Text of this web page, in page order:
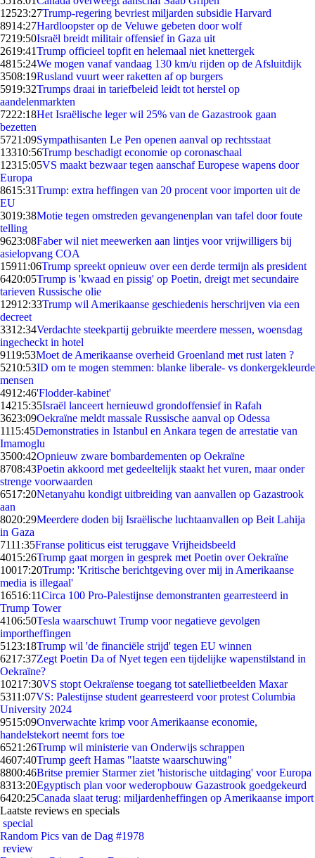
12523:27Trump-regering bevriest miljarden subsidie Harvard
8914:27Hardloopster op de Veluwe gebeten door wolf
7219:50Israël breidt militair offensief in Gaza uit
2619:41Trump officieel topfit en helemaal niet knettergek
4815:24We mogen vanaf vandaag 130 km/u rijden op de Afsluitdijk
3508:19Rusland vuurt weer raketten af op burgers
5919:32Trumps draai in tariefbeleid leidt tot herstel op
aandelenmarkten
7222:18Het Israëlische leger wil 25% van de Gazastrook gaan
bezetten
5721:09Sympathisanten Le Pen openen aanval op rechtsstaat
13310:56Trump beschadigt economie op coronaschaal
12315:05VS maakt bezwaar tegen aanschaf Europese wapens door
Europa
8615:31Trump: extra heffingen van 20 procent voor importen uit de
EU
3019:38Motie tegen omstreden gevangenenplan van tafel door foute
telling
9623:08Faber wil niet meewerken aan lintjes voor vrijwilligers bij
asielopvang COA
15911:06Trump spreekt opnieuw over een derde termijn als president
6420:05Trump is 'kwaad en pissig' op Poetin, dreigt met secundaire
tarieven Russische olie
12912:33Trump wil Amerikaanse geschiedenis herschrijven via een
decreet
3312:34Verdachte steekpartij gebruikte meerdere messen, woensdag
ingecheckt in hotel
9119:53Moet de Amerikaanse overheid Groenland met rust laten ?
5210:53ID om te mogen stemmen: blanke liberale- vs donkergekleurde
mensen
4912:46'Flodder-kabinet'
14215:35Israël lanceert hernieuwd grondoffensief in Rafah
3623:09Oekraïne meldt massale Russische aanval op Odessa
1115:45Demonstraties in Istanbul en Ankara tegen de arrestatie van
Imamoglu
3500:42Opnieuw zware bombardementen op Oekraïne
8708:43Poetin akkoord met gedeeltelijk staakt het vuren, maar onder
strenge voorwaarden
6517:20Netanyahu kondigt uitbreiding van aanvallen op Gazastrook
aan
8020:29Meerdere doden bij Israëlische luchtaanvallen op Beit Lahija
in Gaza
7111:35Franse politicus eist teruggave Vrijheidsbeeld
4015:26Trump gaat morgen in gesprek met Poetin over Oekraïne
10017:20Trump: 'Kritische berichtgeving over mij in Amerikaanse
media is illegaal'
16516:11Circa 100 Pro-Palestijnse demonstranten gearresteerd in
Trump Tower
4106:50Tesla waarschuwt Trump voor negatieve gevolgen
importheffingen
51 23:18Trump wil 'de financiële strijd' tegen EU winnen
6217:37Zegt Poetin Da of Nyet tegen een tijdelijke wapenstilstand in
Oekraïne?
10217:30VS stopt Oekraïense toegang tot satellietbeelden Maxar
5311:07VS: Palestijnse student gearresteerd voor protest Columbia
University 2024
9515:09Onverwachte krimp voor Amerikaanse economie,
handelstekort neemt fors toe
6521:26Trump wil ministerie van Onderwijs schrappen
4607:40Trump geeft Hamas "laatste waarschuwing"
8800:46Britse premier Starmer ziet 'historische uitdaging' voor Europa
8313:20Egyptisch plan voor wederopbouw Gazastrook goedgekeurd
6420:25Canada slaat terug: miljardenheffingen op Amerikaanse import
Laatste reviews en specials
special
Random Pics van de Dag #1978
review